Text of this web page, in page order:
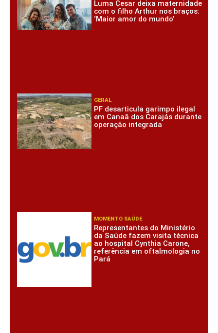
Luma Cesar deixa maternidade
com o filho Arthur nos braços:
‘Maior amor do mundo’
GERAL
PF desarticula garimpo ilegal
em Canaã dos Carajás durante
operação integrada
MOMENTO SAÚDE
Representantes do Ministério
da Saúde fazem visita técnica
ao hospital Cynthia Carone,
referência em oftalmologia no
Pará